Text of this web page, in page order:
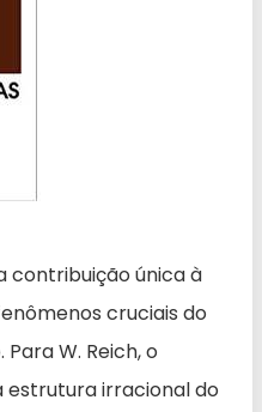
contribuição única à
cruciais do
W. Reich, o
estrutura irracional do